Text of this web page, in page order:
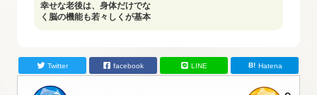
幸せな老後は、身体だけでな
く脳の機能も若々しくが基本
Twitter facebook LINE Hatena